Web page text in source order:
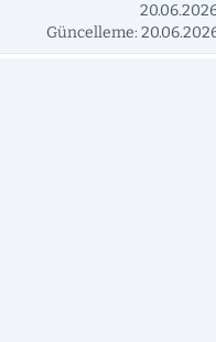
Güncelleme: